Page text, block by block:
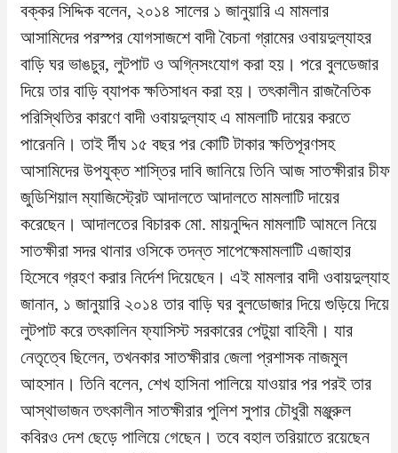
বক্কর সিদ্দিক বলেন, ২০১৪ সালের ১ জানুয়ারি এ মামলার
আসামিদের পরস্পর যোগসাজশে বাদী বৈচনা গ্রামের ওবায়দুল্যাহর
বাড়ি ঘর ভাঙচুর, লুটপাট ও অগ্নিসংযোগ করা হয়। পরে বুলডেজার
দিয়ে তার বাড়ি ব্যাপক ক্ষতিসাধন করা হয়। তৎকালীন রাজনৈতিক
পরিস্থিতির কারণে বাদী ওবায়দুল্যাহ এ মামলাটি দায়ের করতে
পারেননি। তাই র্দীঘ ১৫ বছর পর কোটি টাকার ক্ষতিপূরণসহ
আসামিদের উপযুক্ত শাস্তির দাবি জানিয়ে তিনি আজ সাতক্ষীরার চীফ
জুডিশিয়াল ম্যাজিস্ট্রেট আদালতে আদালতে মামলাটি দায়ের
করেছেন। আদালতের বিচারক মো. মায়নুদ্দিন মামলাটি আমলে নিয়ে
সাতক্ষীরা সদর থানার ওসিকে তদন্ত সাপেক্ষেমামলাটি এজাহার
হিসেবে গ্রহণ করার নির্দেশ দিয়েছেন। এই মামলার বাদী ওবায়দুল্যাহ
জানান, ১ জানুয়ারি ২০১৪ তার বাড়ি ঘর বুলডোজার দিয়ে গুড়িয়ে দিয়ে
লুটপাট করে তৎকালিন ফ্যাসিস্ট সরকারের পেটুয়া বাহিনী। যার
নেতৃত্বে ছিলেন, তখনকার সাতক্ষীরার জেলা প্রশাসক নাজমুল
আহসান। তিনি বলেন, শেখ হাসিনা পালিয়ে যাওয়ার পর পরই তার
আস্থাভাজন তৎকালীন সাতক্ষীরার পুলিশ সুপার চৌধুরী মঞ্জুরুল
কবিরও দেশ ছেড়ে পালিয়ে গেছেন। তবে বহাল তরিয়াতে রয়েছেন